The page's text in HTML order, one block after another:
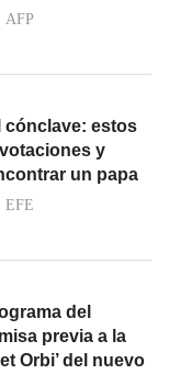
AFP
cónclave: estos
y
un papa
EFE
del
previa a la
Orbi’ del nuevo